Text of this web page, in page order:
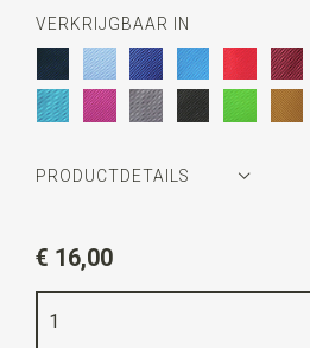
VERKRIJGBAAR IN
PRODUCTDETAILS
zwart
Kwaliteit
€ 16,00